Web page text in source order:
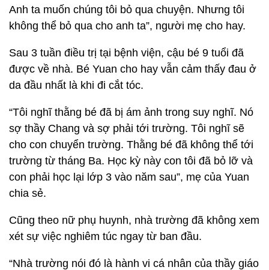
Anh ta muốn chúng tôi bỏ qua chuyện. Nhưng tôi
không thể bỏ qua cho anh ta”, người mẹ cho hay.
Sau 3 tuần điều trị tại bệnh viện, cậu bé 9 tuổi đã
được về nhà. Bé Yuan cho hay vẫn cảm thấy đau ở
da đầu nhất là khi đi cắt tóc.
“Tôi nghĩ thằng bé đã bị ám ảnh trong suy nghĩ. Nó
sợ thầy Chang và sợ phải tới trường. Tôi nghĩ sẽ
cho con chuyển trường. Thằng bé đã không thể tới
trường từ tháng Ba. Học kỳ này con tôi đã bỏ lỡ và
con phải học lại lớp 3 vào năm sau”, mẹ của Yuan
chia sẻ.
Cũng theo nữ phụ huynh, nhà trường đã không xem
xét sự việc nghiêm túc ngay từ ban đầu.
“Nhà trường nói đó là hành vi cá nhân của thầy giáo